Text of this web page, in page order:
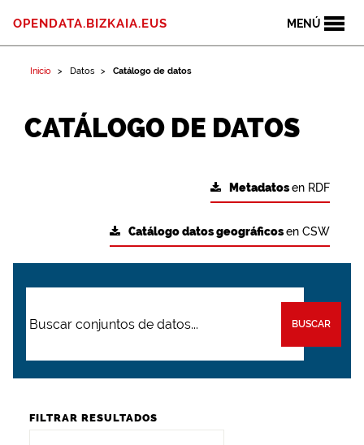
MENÚ
OPENDATA.BIZKAIA.EUS
Inicio Datos Catálogo de datos
CATÁLOGO DE DATOS
Metadatosen RDF
Catálogo datos geográficosen CSW
BUSCAR
FILTRAR RESULTADOS